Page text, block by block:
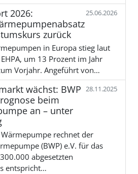
2026:
zurück
25.06.2026
in Europa stieg laut
um 13 Prozent im Jahr
Vorjahr. Angeführt von…
wächst: BWP
beim
an – unter
28.11.2025
rechnet der
(BWP) e.V. für das
abgesetzten
entspricht…